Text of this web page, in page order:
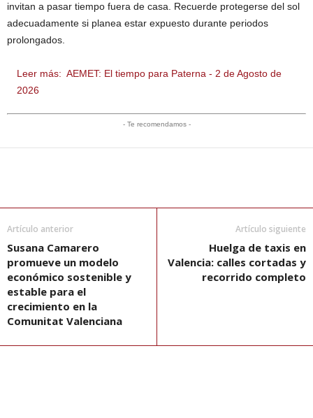
invitan a pasar tiempo fuera de casa. Recuerde protegerse del sol
adecuadamente si planea estar expuesto durante periodos
prolongados.
Leer más: AEMET: El tiempo para Paterna - 2 de Agosto de
2026
- Te recomendamos -
Artículo anterior
Susana Camarero
promueve un modelo
económico sostenible y
estable para el
crecimiento en la
Comunitat Valenciana
Artículo siguiente
Huelga de taxis en
Valencia: calles cortadas y
recorrido completo